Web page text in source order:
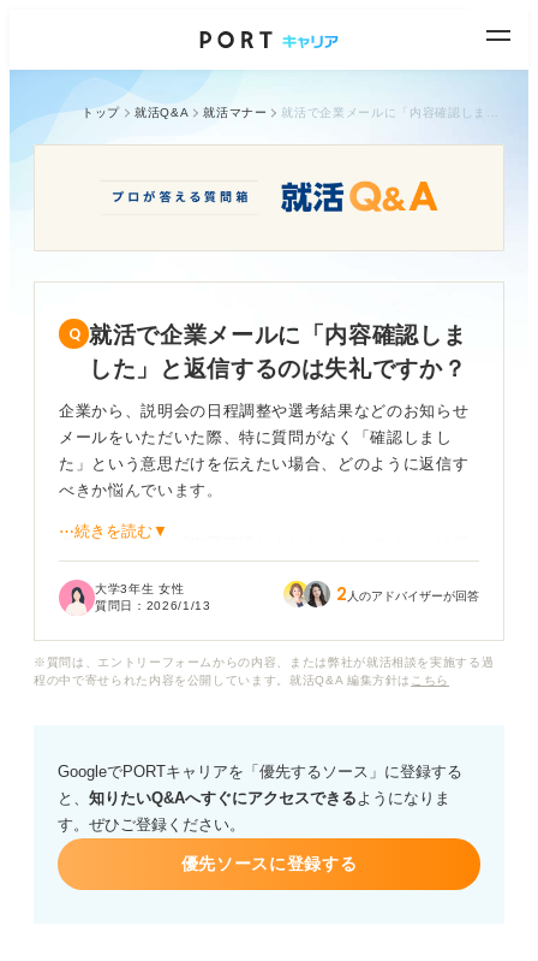
トップ 就活Q&A 就活マナー
就活で企業メールに「内容確認しま
した」と返信するのは失礼ですか？
企業から、説明会の日程調整や選考結果などのお知らせ
メールをいただいた際、特に質問がなく「確認しまし
た」という意思だけを伝えたい場合、どのように返信す
べきか悩んでいます。
友人からは、「『内容確認しました』だけのメールは簡
でしょうか？
良いのか、具体的な例文も含めて教えていただきたいで
す。
⋯続きを読む▼
大学3年生 女性
質問日： 2026/1/13 2 人のアドバイザーが回答
※質問は、エントリーフォームからの内容、または弊社が就活相談を実施する過
程の中で寄せられた内容を公開しています。就活Q&A 編集方針は こちら
GoogleでPORTキャリアを「優先するソース」に登録する
と、 知りたいQ&Aへすぐにアクセスできるようになりま
す。ぜひご登録ください。
優先ソースに登録する